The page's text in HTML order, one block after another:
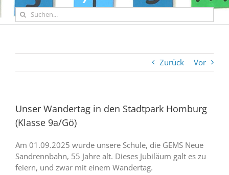
Suche
nach:
Zurück Vor
Unser Wandertag in den Stadtpark Homburg
(Klasse 9a/Gö)
Am 01.09.2025 wurde unsere Schule, die GEMS Neue
Sandrennbahn, 55 Jahre alt. Dieses Jubiläum galt es zu
feiern, und zwar mit einem Wandertag.